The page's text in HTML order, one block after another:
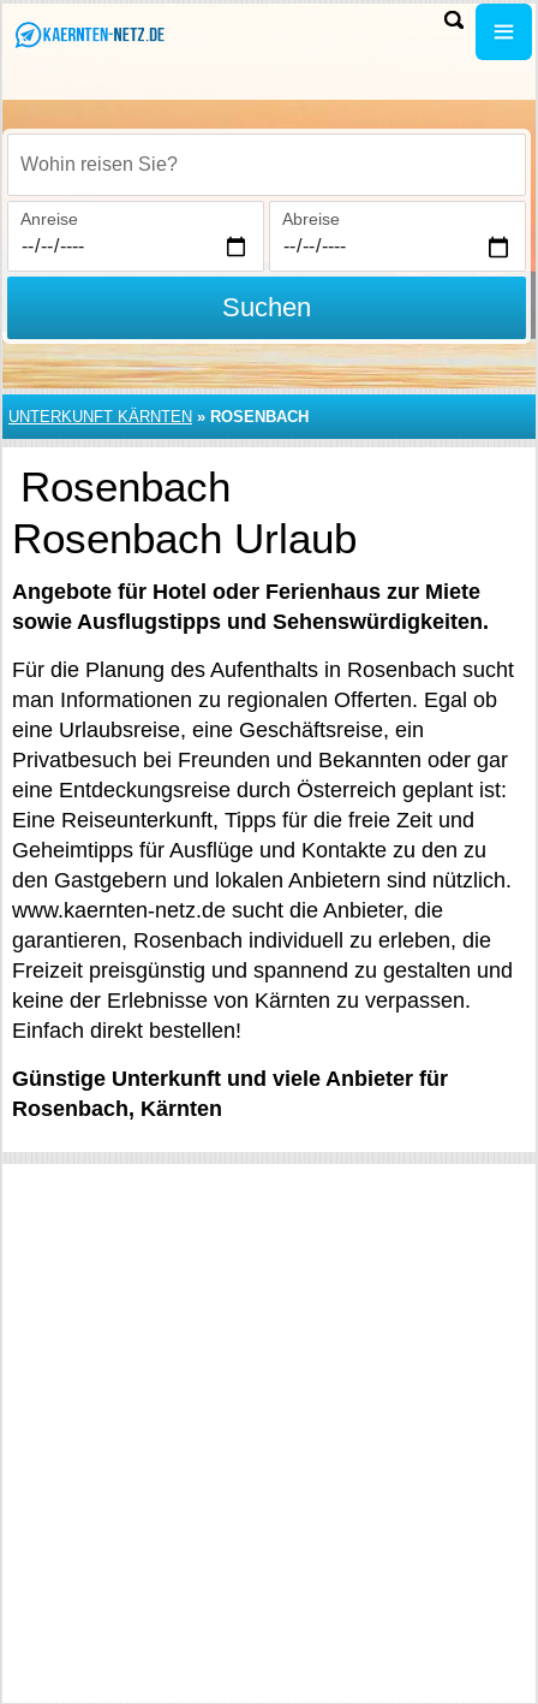
Wohin reisen Sie?
Anreise Abreise
Suchen
UNTERKUNFT KÄRNTEN » ROSENBACH
Rosenbach
Rosenbach Urlaub
Angebote für Hotel oder Ferienhaus zur Miete
sowie Ausflugstipps und Sehenswürdigkeiten.
Für die Planung des Aufenthalts in Rosenbach sucht
man Informationen zu regionalen Offerten. Egal ob
eine Urlaubsreise, eine Geschäftsreise, ein
Privatbesuch bei Freunden und Bekannten oder gar
eine Entdeckungsreise durch Österreich geplant ist:
Eine Reiseunterkunft, Tipps für die freie Zeit und
Geheimtipps für Ausflüge und Kontakte zu den zu
den Gastgebern und lokalen Anbietern sind nützlich.
www.kaernten-netz.de sucht die Anbieter, die
garantieren, Rosenbach individuell zu erleben, die
Freizeit preisgünstig und spannend zu gestalten und
keine der Erlebnisse von Kärnten zu verpassen.
Einfach direkt bestellen!
Günstige Unterkunft und viele Anbieter für
Rosenbach, Kärnten